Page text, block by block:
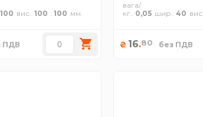
100 вис. 100 100
ПДВ
вага/
кг. 0,05 шир. 40 вис.
₴ 16.80 без ПДВ